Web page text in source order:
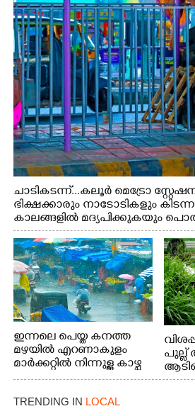
ചാടികടന്ന്...കലൂർ മെട്രോ
ഭിക്ഷക്കാരും നാടോടികളും
കാലങ്ങളിൽ മദ്യപിക്കുകയും
വാഹനത്തിൽ പോകുന്നവർക്കും
സാഹചര്യത്തിൽ അധികാരികൾ
വേലി ചാടികടക്കുന്ന നാടോടി
ഇന്നലെ പെയ്ത കനത്ത
മഴയിൽ എറണാകുളം
മാർക്കറ്റിൽ നിന്നുള്ള കാഴ്ച
പുല്ല്
TRENDING IN LOCAL